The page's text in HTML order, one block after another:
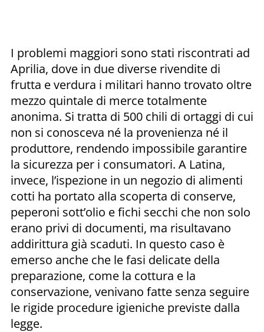
I problemi maggiori sono stati riscontrati ad
Aprilia, dove in due diverse rivendite di
frutta e verdura i militari hanno trovato oltre
mezzo quintale di merce totalmente
anonima. Si tratta di 500 chili di ortaggi di cui
non si conosceva né la provenienza né il
produttore, rendendo impossibile garantire
la sicurezza per i consumatori. A Latina,
invece, l’ispezione in un negozio di alimenti
cotti ha portato alla scoperta di conserve,
peperoni sott’olio e fichi secchi che non solo
erano privi di documenti, ma risultavano
addirittura già scaduti. In questo caso è
emerso anche che le fasi delicate della
preparazione, come la cottura e la
conservazione, venivano fatte senza seguire
le rigide procedure igieniche previste dalla
legge.